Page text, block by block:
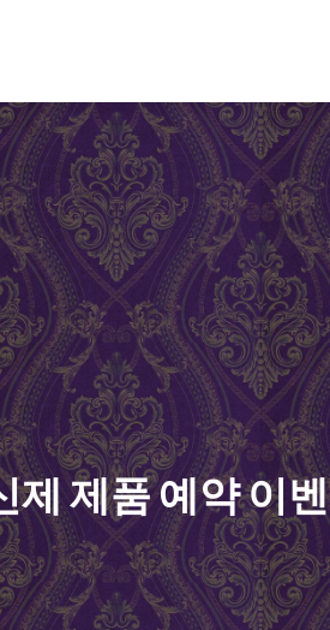
제품 예약 이